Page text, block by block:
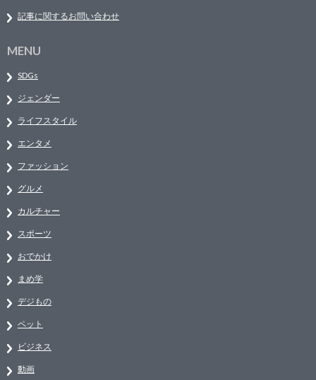
記事に関するお問い合わせ
MENU
SDGs
ジェンダー
ライフスタイル
エンタメ
ファッション
グルメ
カルチャー
スポーツ
おでかけ
まめ学
デジもの
ペット
ビジネス
動画